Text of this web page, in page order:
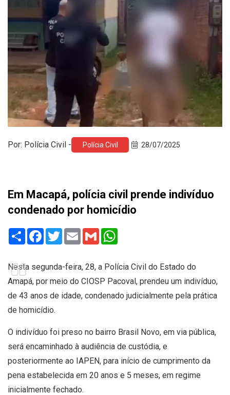
Por: Polícia Civil - Polícia Civil 28/07/2025
Em Macapá, polícia civil prende indivíduo
condenado por homicídio
Share Facebook
TwitterEmail Gmail
Nesta segunda-feira, 28, a Polícia Civil do Estado do
Amapá, por meio do CIOSP Pacoval, prendeu um indivíduo,
de 43 anos de idade, condenado judicialmente pela prática
de homicídio.
O indivíduo foi preso no bairro Brasil Novo, em via pública,
será encaminhado à audiência de custódia, e
posteriormente ao IAPEN, para início de cumprimento da
pena estabelecida em 20 anos e 5 meses, em regime
inicialmente fechado.